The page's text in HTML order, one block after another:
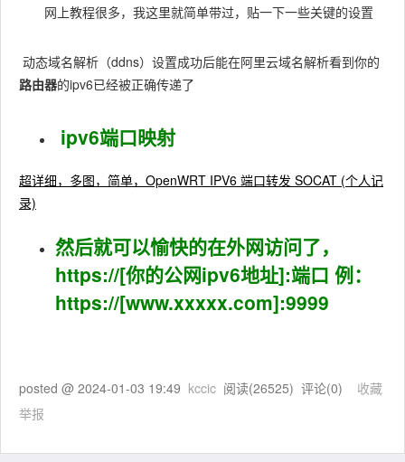
网上教程很多，我这里就简单带过，贴一下一些关键的设置
动态域名解析（ddns）设置成功后能在阿里云域名解析看到你的
路由器的ipv6已经被正确传递了
ipv6端口映射
超详细，多图，简单，OpenWRT IPV6 端口转发 SOCAT (个人记
录)
然后就可以愉快的在外网访问了，
https://[你的公网ipv6地址]:端口 例：
https://[www.xxxxx.com]:9999
posted @ 2024-01-03 19:49 kccic 阅读(26525) 评论(0) 收藏
举报